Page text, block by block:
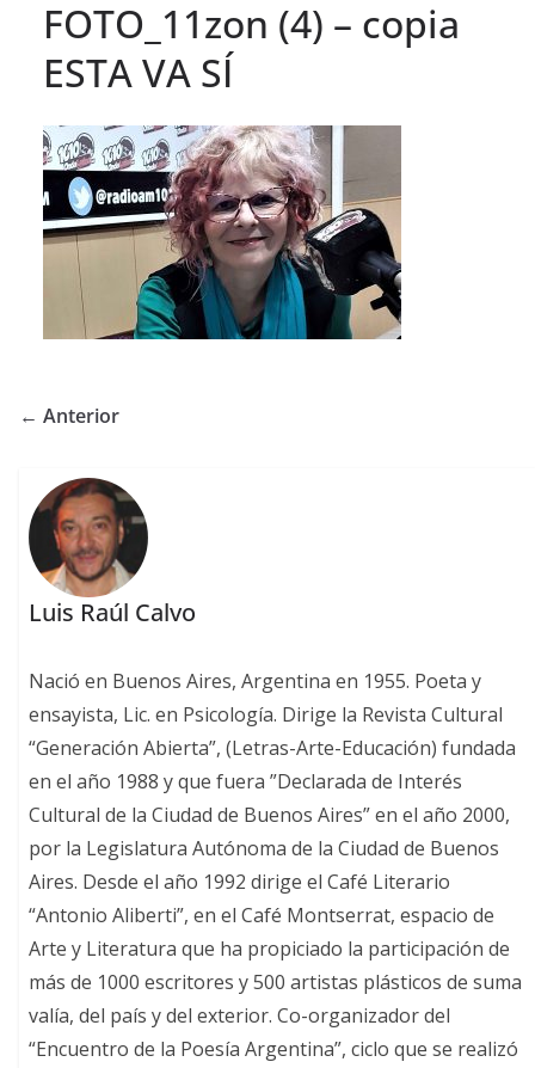
FOTO_11zon (4) – copia
ESTA VA SÍ
← Anterior
Luis Raúl Calvo
Nació en Buenos Aires, Argentina en 1955. Poeta y
ensayista, Lic. en Psicología. Dirige la Revista Cultural
“Generación Abierta”, (Letras-Arte-Educación) fundada
en el año 1988 y que fuera ”Declarada de Interés
Cultural de la Ciudad de Buenos Aires” en el año 2000,
por la Legislatura Autónoma de la Ciudad de Buenos
Aires. Desde el año 1992 dirige el Café Literario
“Antonio Aliberti”, en el Café Montserrat, espacio de
Arte y Literatura que ha propiciado la participación de
más de 1000 escritores y 500 artistas plásticos de suma
valía, del país y del exterior. Co-organizador del
“Encuentro de la Poesía Argentina”, ciclo que se realizó